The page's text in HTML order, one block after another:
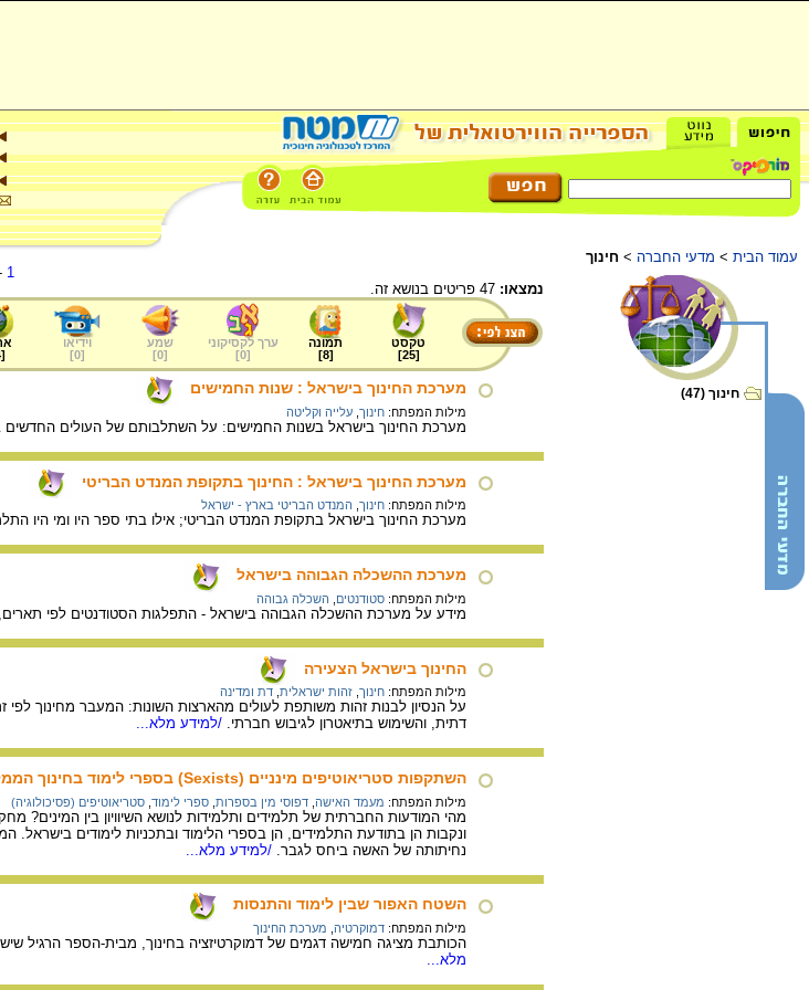
עמוד הבית > מדעי החברה > חינוך
חינוך (47)
1
נמצאו:
טקסט
[
25
]
תמונה
[
8
]
ערך לקסיקוני
[
0
]
שמע
[
0
]
וידיאו
[
0
]
[
מערכת החינוך בישראל : שנות החמישים
מילות המפתח: חינוך עלייה וקליטה
מערכת החינוך בישראל בשנות החמישים: על השתלבותם של העולים החדשים
מערכת החינוך בישראל : החינוך בתקופת המנדט הבריטי
מילות המפתח: חינוך המנדט הבריטי בארץ - ישראל
מערכת החינוך בישראל בתקופת המנדט הבריטי; אילו בתי ספר היו ומי היו
מערכת ההשכלה הגבוהה בישראל
מילות המפתח: סטודנטים השכלה גבוהה
מידע על מערכת ההשכלה הגבוהה בישראל - התפלגות הסטודנטים לפי תארים,
החינוך בישראל הצעירה
מילות המפתח: חינוך זהות ישראלית דת ומדינה
על הנסיון לבנות זהות משותפת לעולים מהארצות השונות: המעבר מחינוך
דתית, והשימוש בתיאטרון לגיבוש חברתי. /למידע מלא...
השתקפות סטריאוטיפים מינניים (Sexists) בספרי לימוד בחינוך הממלכתי בישראל
מילות המפתח: מעמד האישה דפוסי מין בספרות ספרי לימוד סטריאוטיפים (פסיכולוגיה)
מהי המודעות החברתית של תלמידים ותלמידות לנושא השיוויון בין
ונקבות הן בתודעת התלמידים, הן בספרי הלימוד ובתכניות לימודים
נחיתותה של האשה ביחס לגבר. /למידע מלא...
השטח האפור שבין לימוד והתנסות
מילות המפתח: דמוקרטיה מערכת החינוך
הכותבת מציגה חמישה דגמים של דמוקרטיזציה בחינוך, מבית-הספר הרגיל שיש
מלא...